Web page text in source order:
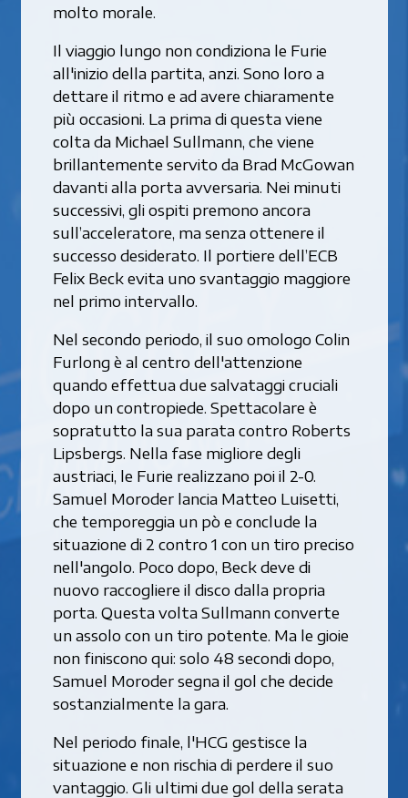
molto morale.
Il viaggio lungo non condiziona le Furie
all'inizio della partita, anzi. Sono loro a
dettare il ritmo e ad avere chiaramente
più occasioni. La prima di questa viene
colta da Michael Sullmann, che viene
brillantemente servito da Brad McGowan
davanti alla porta avversaria. Nei minuti
successivi, gli ospiti premono ancora
sull’acceleratore, ma senza ottenere il
successo desiderato. Il portiere dell’ECB
Felix Beck evita uno svantaggio maggiore
nel primo intervallo.
Nel secondo periodo, il suo omologo Colin
Furlong è al centro dell'attenzione
quando effettua due salvataggi cruciali
dopo un contropiede. Spettacolare è
sopratutto la sua parata contro Roberts
Lipsbergs. Nella fase migliore degli
austriaci, le Furie realizzano poi il 2-0.
Samuel Moroder lancia Matteo Luisetti,
che temporeggia un pò e conclude la
situazione di 2 contro 1 con un tiro preciso
nell'angolo. Poco dopo, Beck deve di
nuovo raccogliere il disco dalla propria
porta. Questa volta Sullmann converte
un assolo con un tiro potente. Ma le gioie
non finiscono qui: solo 48 secondi dopo,
Samuel Moroder segna il gol che decide
sostanzialmente la gara.
Nel periodo finale, l'HCG gestisce la
situazione e non rischia di perdere il suo
vantaggio. Gli ultimi due gol della serata